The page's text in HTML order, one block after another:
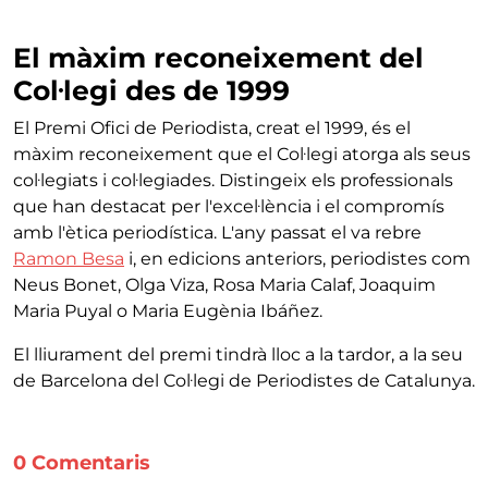
El màxim reconeixement del
Col·legi des de 1999
El Premi Ofici de Periodista, creat el 1999, és el
màxim reconeixement que el Col·legi atorga als seus
col·legiats i col·legiades. Distingeix els professionals
que han destacat per l'excel·lència i el compromís
amb l'ètica periodística. L'any passat el va rebre
Ramon Besa i, en edicions anteriors, periodistes com
Neus Bonet, Olga Viza, Rosa Maria Calaf, Joaquim
Maria Puyal o Maria Eugènia Ibáñez.
El lliurament del premi tindrà lloc a la tardor, a la seu
de Barcelona del Col·legi de Periodistes de Catalunya.
0 Comentaris